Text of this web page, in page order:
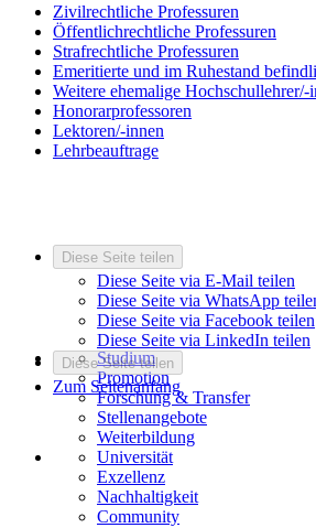
Zivilrechtliche Professuren
Öffentlichrechtliche Professuren
Strafrechtliche Professuren
Emeritierte und im Ruhestand
Weitere ehemalige Hochschullehrer/-
Honorarprofessoren
Lektoren/-innen
Lehrbeauftrage
Diese Seite teilen
Diese Seite via E-Mail teilen
Diese Seite via WhatsApp
Diese Seite via Facebook teilen
Diese Seite via LinkedIn teilen
Diese Seite teilen
Zum Seitenanfang
Studium
Promotion
Forschung & Transfer
Stellenangebote
Weiterbildung
Universität
Exzellenz
Nachhaltigkeit
Community